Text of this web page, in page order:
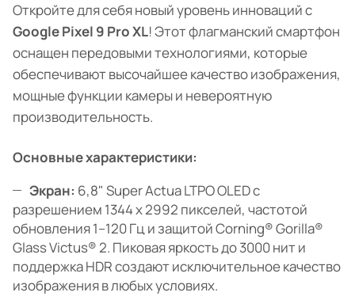
Откройте для себя новый уровень инноваций с
Google Pixel 9 Pro XL! Этот флагманский смартфон
оснащен передовыми технологиями, которые
обеспечивают высочайшее качество изображения,
мощные функции камеры и невероятную
производительность.
Основные характеристики:
Экран: 6,8" Super Actua LTPO OLED с
разрешением 1344 x 2992 пикселей, частотой
обновления 1–120 Гц и защитой Corning® Gorilla®
Glass Victus® 2. Пиковая яркость до 3000 нит и
поддержка HDR создают исключительное качество
изображения в любых условиях.